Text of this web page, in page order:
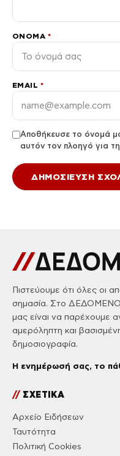
ΌΝΟΜΑ *
EMAIL *
Αποθήκευσε το όνομά
αυτόν τον πλοηγό για
Πιστεύουμε ότι όλες οι
σημασία. Στο
μας είναι να παρέχουμε
αμερόληπτη και
δημοσιογραφία.
Η ενημέρωσή σας, το
//ΣΧΕΤΙΚΑ
Αρχείο Ειδήσεων
Ταυτότητα
Πολιτική Cookies